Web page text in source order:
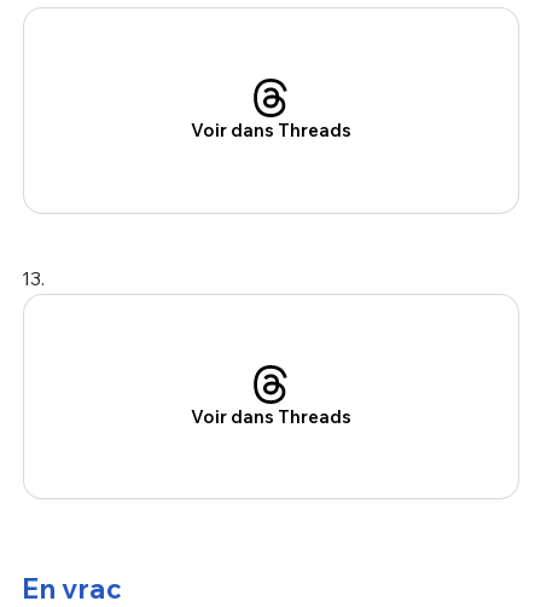
Voir dans Threads
13.
Voir dans Threads
En vrac